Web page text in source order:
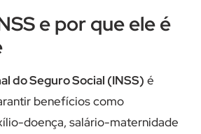
e por que ele é
do Seguro Social (INSS) é
benefícios como
doença, salário-maternidade